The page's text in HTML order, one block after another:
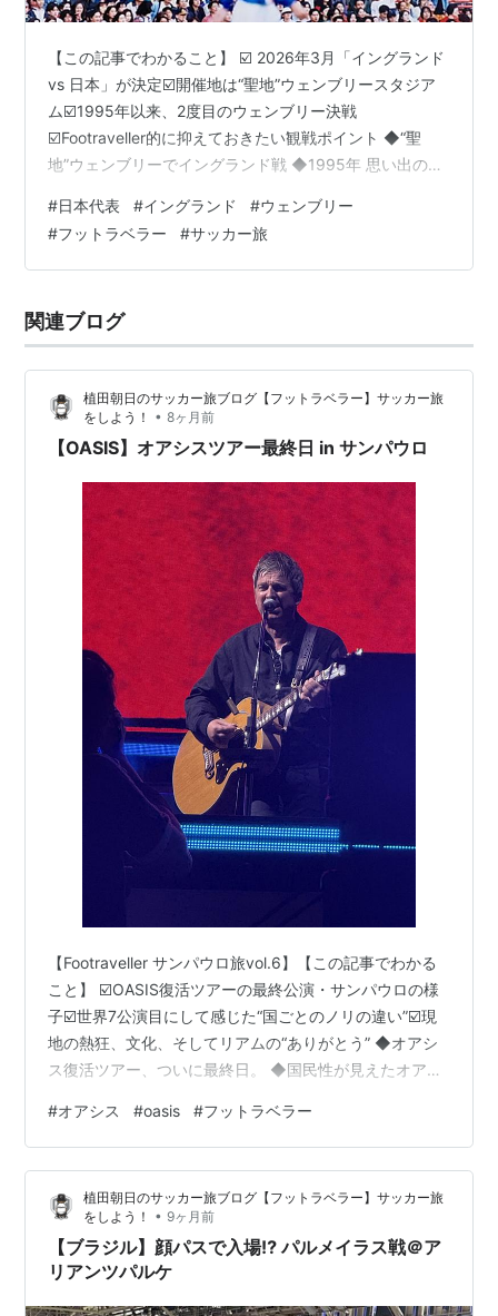
【この記事でわかること】 ☑️ 2026年3月「イングランド
vs 日本」が決定☑️開催地は“聖地”ウェンブリースタジア
ム☑️1995年以来、2度目のウェンブリー決戦
☑️Footraveller的に抑えておきたい観戦ポイント ◆“聖
地”ウェンブリーでイングランド戦 ◆1995年 思い出のア
試合は「現地で観る価値がある」 ◆次回予告 ◆“聖地”ウ
ェンブリーでイングランド戦 2026年3月、ウワサ通り、
イングランド代表 vs 日本代表が決定🔥 その舞台は… 言
◆1995年 思い出のア…
#日本代表 #イングランド #ウェンブリー
#フットラベラー #サッカー旅
関連ブログ
植田朝日のサッカー旅ブログ【フットラベラー】サッカー旅
をしよう！
• 8ヶ月前
【OASIS】オアシスツアー最終日 in サンパウロ
【Footraveller サンパウロ旅vol.6】【この記事でわかる
こと】 ☑️OASIS復活ツアーの最終公演・サンパウロの様
子☑️世界7公演目にして感じた“国ごとのノリの違い”☑️現
地の熱狂、文化、そしてリアムの“ありがとう” ◆オアシ
ス復活ツアー、ついに最終日。 ◆国民性が見えたオアシ
旅はやめられない！ ◆次回予告 ◆オアシス関連 ◆オア
シス復活ツアー、ついに最終日。 サンパウロ公演を見て
きたぜ！ 朝10時、開門6時間前から並んで…ノエルの真
正面の3列目ゲット。🎯 老体に鞭打った甲斐があった
ね。 地球の裏側まで来たんだから妥協する方が…
#オアシス #oasis #フットラベラー
植田朝日のサッカー旅ブログ【フットラベラー】サッカー旅
をしよう！
• 9ヶ月前
【ブラジル】顔パスで入場⁉︎ パルメイラス戦＠ア
リアンツパルケ